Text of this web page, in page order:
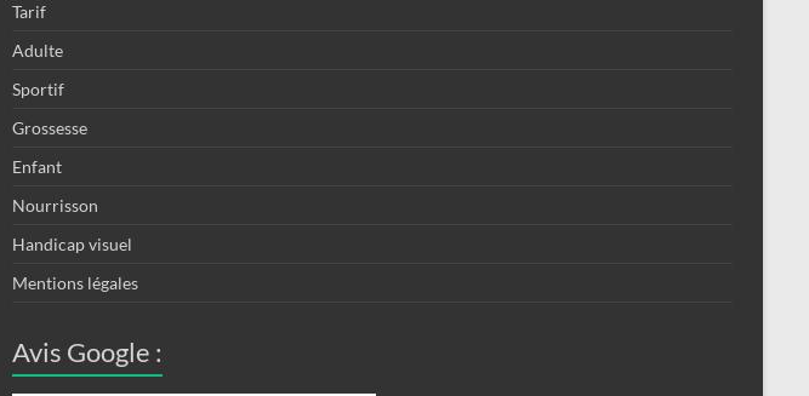
Tarif
Adulte
Sportif
Grossesse
Enfant
Nourrisson
Handicap visuel
Mentions légales
Avis Google :